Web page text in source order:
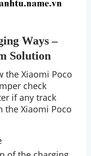
Ways –
Solution
the Xiaomi Poco
check
if any track
the Xiaomi Poco